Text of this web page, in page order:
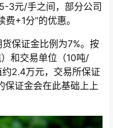
3元/手之间，部分公司
+1分”的优惠。
保证金比例为7%。按
和交易单位（10吨/
2.4万元，交易所保证
保证金会在此基础上上